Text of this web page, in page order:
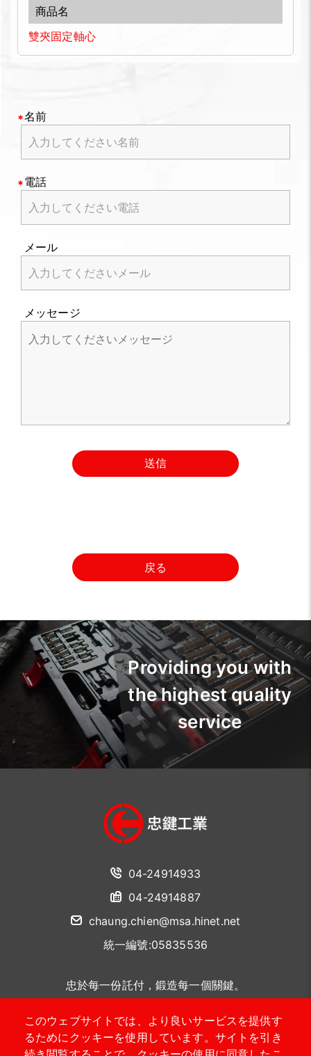
雙夾固定軸心
名前
電話
メール
メッセージ
送信
戻る
このウェブサイトでは、より良いサービスを提供す
るためにクッキーを使用しています。サイトを引き
04-24914933
04-24914887
chaung.chien@msa.hinet.net
統一編號:05835536
忠於每一份託付，鍛造每一個關鍵。
聯絡我們
Providing you with
the highest quality
service